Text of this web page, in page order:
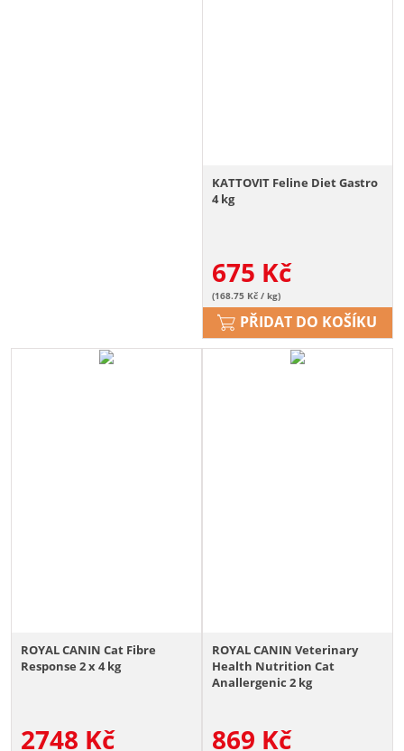
KATTOVIT Feline Diet Gastro
4 kg
675 Kč
(168.75 Kč / kg)
PŘIDAT DO KOŠÍKU
ROYAL CANIN Cat Fibre
Response 2 x 4 kg
2748 Kč
ROYAL CANIN Veterinary
Health Nutrition Cat
Anallergenic 2 kg
869 Kč